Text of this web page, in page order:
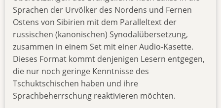
Sprachen der Urvölker des Nordens und Fernen
Ostens von Sibirien mit dem Paralleltext der
russischen (kanonischen) Synodalübersetzung,
zusammen in einem Set mit einer Audio-Kasette.
Dieses Format kommt denjenigen Lesern entgegen,
die nur noch geringe Kenntnisse des
Tschuktschischen haben und ihre
Sprachbeherrschung reaktivieren möchten.